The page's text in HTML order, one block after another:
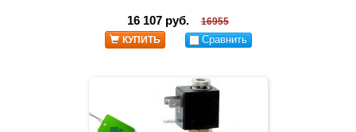
16 107 руб.
16955
КУПИТЬ
Сравнить